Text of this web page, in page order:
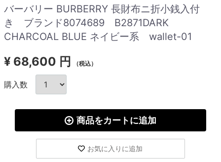
バーバリー BURBERRY 長財布ニ折小銭入付
き ブランド8074689 B2871DARK
CHARCOAL BLUE ネイビー系 wallet-01
¥ 68,600 円 （税込）
購入数
商品をカートに追加
お気に入りに追加